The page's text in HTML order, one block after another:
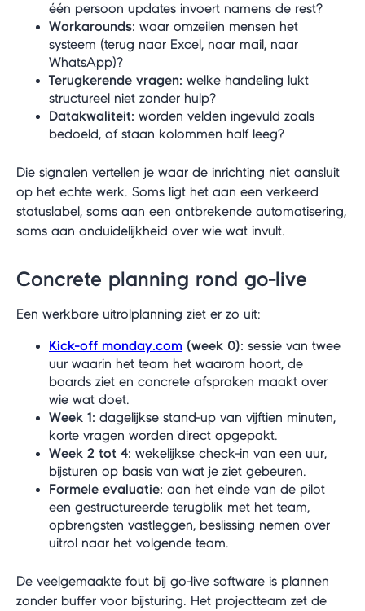
één persoon updates invoert namens de rest?
Workarounds: waar omzeilen mensen het
systeem (terug naar Excel, naar mail, naar
WhatsApp)?
Terugkerende vragen: welke handeling lukt
structureel niet zonder hulp?
Datakwaliteit: worden velden ingevuld zoals
bedoeld, of staan kolommen half leeg?
Die signalen vertellen je waar de inrichting niet aansluit
op het echte werk. Soms ligt het aan een verkeerd
statuslabel, soms aan een ontbrekende automatisering,
soms aan onduidelijkheid over wie wat invult.
Concrete planning rond go-live
Een werkbare uitrolplanning ziet er zo uit:
Kick-off monday.com (week 0): sessie van twee
uur waarin het team het waarom hoort, de
boards ziet en concrete afspraken maakt over
wie wat doet.
Week 1: dagelijkse stand-up van vijftien minuten,
korte vragen worden direct opgepakt.
Week 2 tot 4: wekelijkse check-in van een uur,
bijsturen op basis van wat je ziet gebeuren.
Formele evaluatie: aan het einde van de pilot
een gestructureerde terugblik met het team,
opbrengsten vastleggen, beslissing nemen over
uitrol naar het volgende team.
De veelgemaakte fout bij go-live software is plannen
zonder buffer voor bijsturing. Het projectteam zet de